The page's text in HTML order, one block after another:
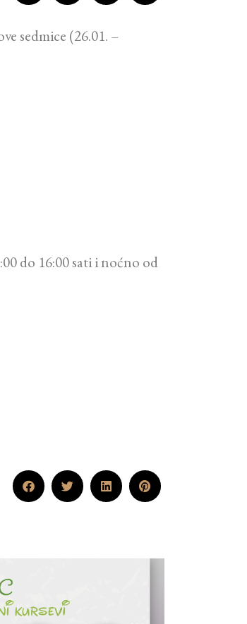
sedmice (26.01. –
do 16:00 sati i noćno od